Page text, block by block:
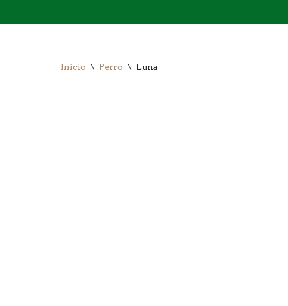
Inicio \ Perro \ Luna